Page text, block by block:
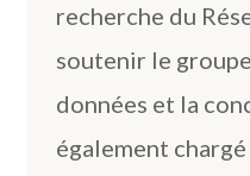
recherche du
soutenir le
données et la
également